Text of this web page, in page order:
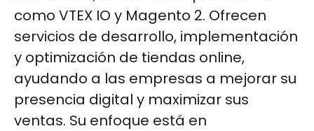
como VTEX IO y Magento 2. Ofrecen
servicios de desarrollo, implementación
y optimización de tiendas online,
ayudando a las empresas a mejorar su
presencia digital y maximizar sus
ventas. Su enfoque está en